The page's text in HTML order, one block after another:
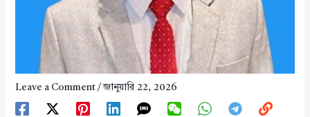
Leave a Comment /জানুয়ারি 22, 2026